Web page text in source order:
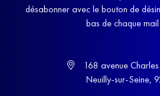
désabonner avec le bouton de
bas de chaque
168 avenue
Neuilly-sur-Seine,